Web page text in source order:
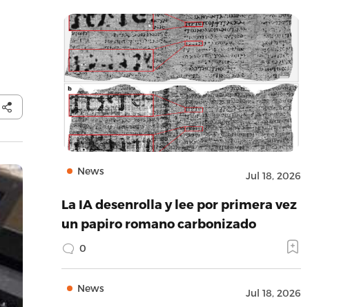
News Jul 18, 2026
La IA desenrolla y lee por primera vez
un papiro romano carbonizado
0
News Jul 18, 2026